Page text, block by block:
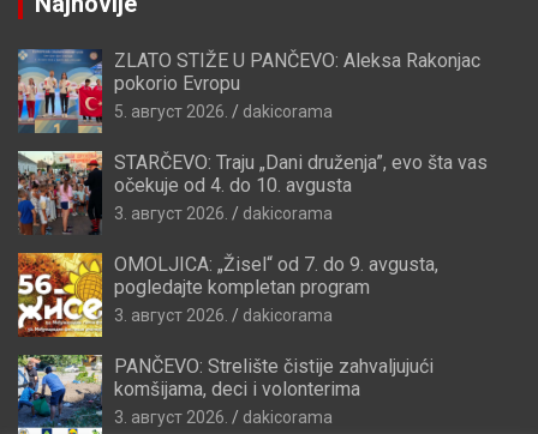
ZLATO STIŽE U PANČEVO: Aleksa Rakonjac
pokorio Evropu
5. август 2026. dakicorama
STARČEVO: Traju „Dani druženja”, evo šta vas
očekuje od 4. do 10. avgusta
3. август 2026. dakicorama
OMOLJICA: „Žisel“ od 7. do 9. avgusta,
pogledajte kompletan program
3. август 2026. dakicorama
PANČEVO: Strelište čistije zahvaljujući
komšijama, deci i volonterima
3. август 2026. dakicorama